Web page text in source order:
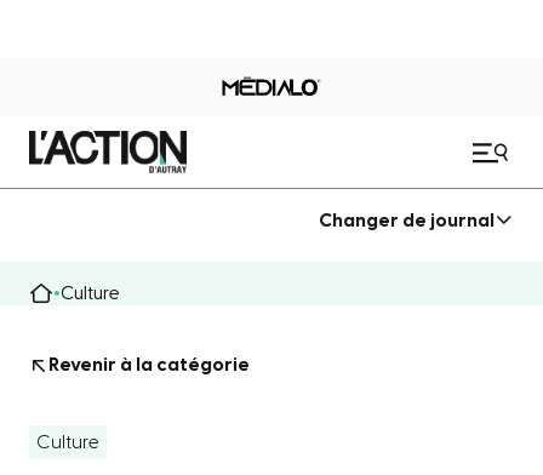
Changer de journal
Culture
Revenir à la catégorie
Culture